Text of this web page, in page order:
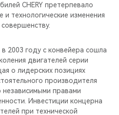
CHERY претерпевало
и технологические изменения
2003 году c конвейера сошла
двигателей серии
о лидерских позициях
производителя
правами
Инвестиции концерна
при технической